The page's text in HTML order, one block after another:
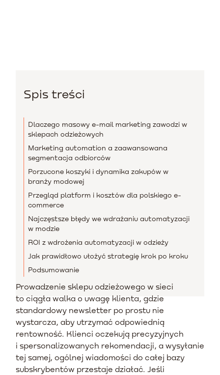
Spis treści
Dlaczego masowy e-mail marketing zawodzi w
sklepach odzieżowych
Marketing automation a zaawansowana
segmentacja odbiorców
Porzucone koszyki i dynamika zakupów w
branży modowej
Przegląd platform i kosztów dla polskiego e-
commerce
Najczęstsze błędy we wdrażaniu automatyzacji
w modzie
ROI z wdrożenia automatyzacji w odzieży
Jak prawidłowo ułożyć strategię krok po kroku
Podsumowanie
Prowadzenie sklepu odzieżowego w sieci
to ciągła walka o uwagę klienta, gdzie
standardowy newsletter po prostu nie
wystarcza, aby utrzymać odpowiednią
rentowność. Klienci oczekują precyzyjnych
i spersonalizowanych rekomendacji, a wysyłanie
tej samej, ogólnej wiadomości do całej bazy
subskrybentów przestaje działać. Jeśli